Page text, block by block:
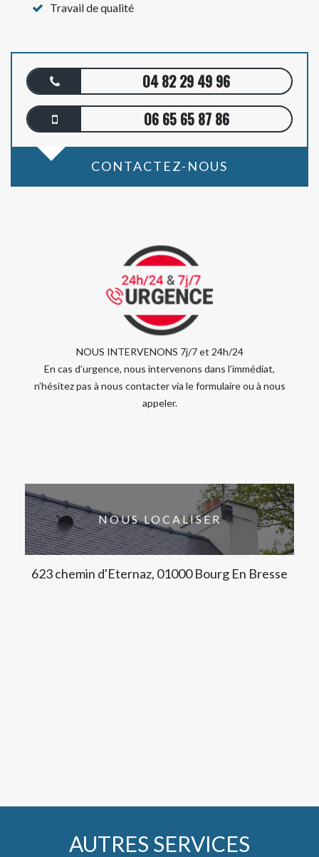
Travail de qualité
04 82 29 49 96
06 65 65 87 86
CONTACTEZ-NOUS
NOUS INTERVENONS 7j/7 et 24h/24
En cas d’urgence, nous intervenons dans l’immédiat,
n’hésitez pas à nous contacter via le formulaire ou à nous
appeler.
NOUS LOCALISER
623 chemin d'Eternaz, 01000 Bourg En Bresse
AUTRES SERVICES